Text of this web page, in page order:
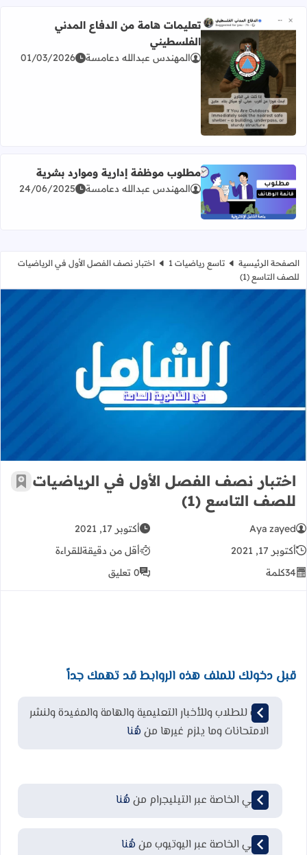
اقرأ المزيد عن تعليمات هامة من الدفاع المدني الفلسطيني
تعليمات هامة من الدفاع المدني
الفلسطيني
المهندس عبدالله دعامسة 01/03/2026
اقرأ المزيد عن مطلوب موظفة إدارية وموارد بشرية
مطلوب موظفة إدارية وموارد بشرية
المهندس عبدالله دعامسة 24/06/2025
الصفحة الرئيسية تاسع رياضيات 1
اختبار نصف الفصل الأول في الرياضيات
للصف التاسع (1)
اختبار نصف الفصل الأول في
اختبار نصف الفصل الأول في الرياضيات
للصف التاسع (1)
أضف
Aya zayed
أكتوبر 17, 2021
أكتوبر 17, 2021
أقل من دقيقةللقراءة
34كلمة 0 تعليق
قبل دخولك للملف هذه الروابط قد تهمك جداً
قناة للطلاب وللأخبار التعليمية والهامة والمفيدة ولنشر
الامتحانات وما يلزم غيرها من هُنا
قناتي الخاصة عبر التيليجرام من هُنا
قناتي الخاصة عبر اليوتيوب من هُنا